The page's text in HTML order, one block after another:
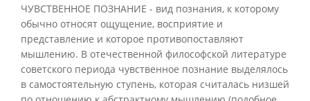
ЧУВСТВЕННОЕ ПОЗНАНИЕ - вид познания, к которому
обычно относят ощущение, восприятие и
представление и которое противопоставляют
мышлению. В отечественной философской литературе
советского периода чувственное познание выделялось
в самостоятельную ступень, которая считалась низшей